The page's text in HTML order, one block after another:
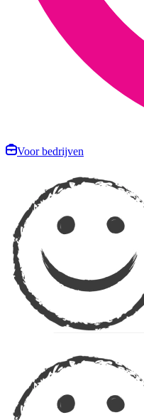
Voor bedrijven